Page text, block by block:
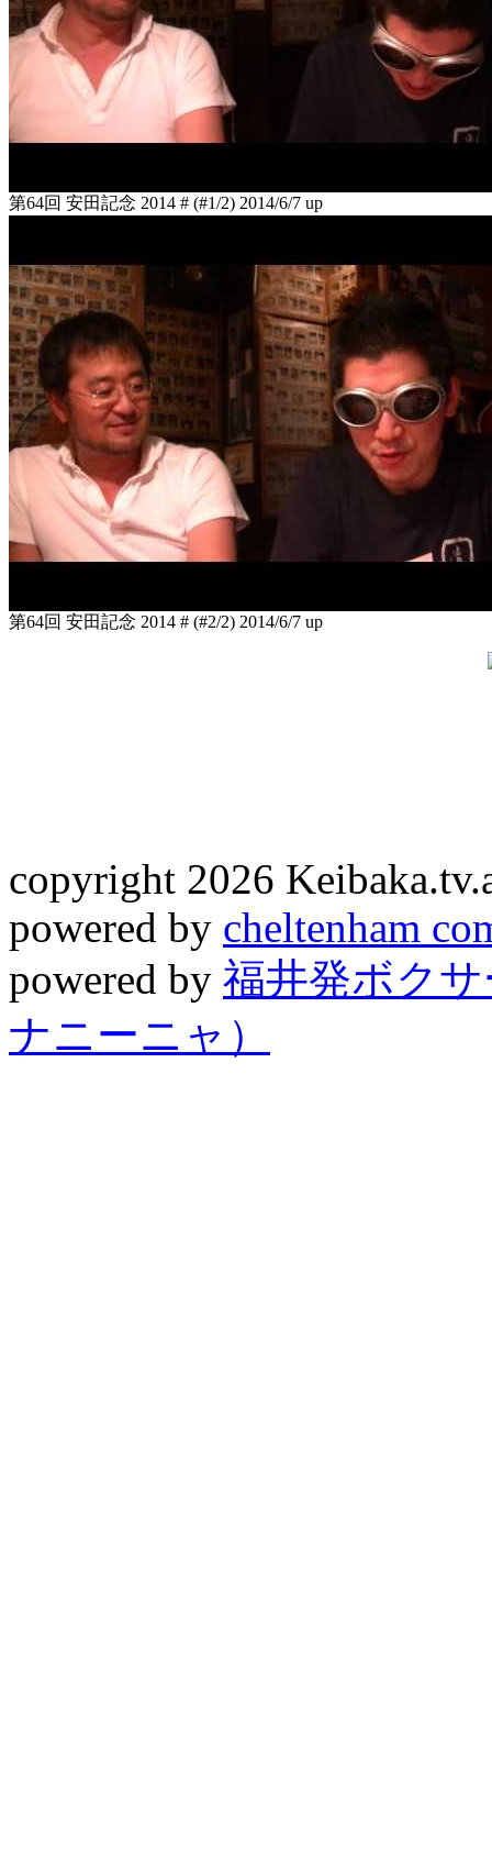
第64回 安田記念 2014 # (#1/2) 2014/6/7 up
第64回 安田記念 2014 # (#2/2) 2014/6/7 up
copyright 2026
powered by cheltenham
powered by 福井発ボクサ
ナニーニャ）